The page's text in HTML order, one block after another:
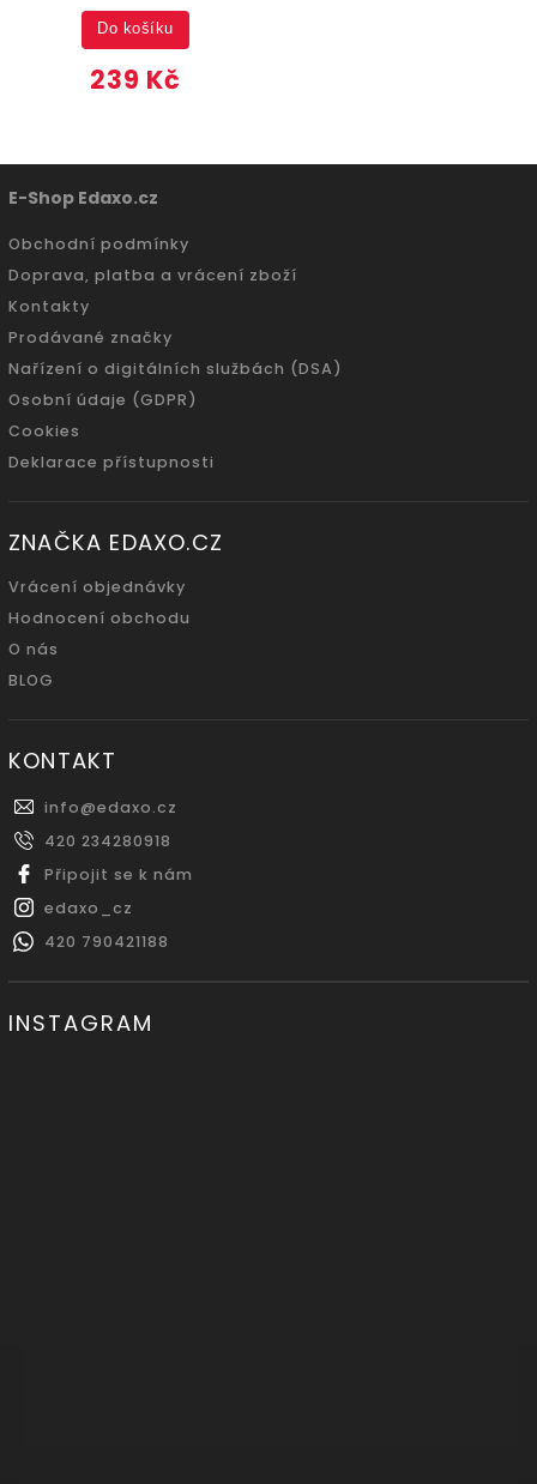
239 Kč
Do košíku
E-Shop Edaxo.cz
Obchodní podmínky
Doprava, platba a vrácení zboží
Kontakty
Prodávané značky
Nařízení o digitálních službách (DSA)
Osobní údaje (GDPR)
Cookies
Deklarace přístupnosti
ZNAČKA EDAXO.CZ
Vrácení objednávky
Hodnocení obchodu
O nás
BLOG
KONTAKT
info@edaxo.cz
420 234280918
Připojit se k nám
edaxo_cz
420 790421188
INSTAGRAM